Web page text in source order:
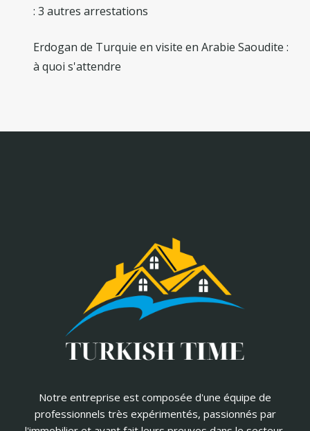
: 3 autres arrestations
Erdogan de Turquie en visite en Arabie Saoudite :
à quoi s'attendre
Notre entreprise est composée d'une équipe de
professionnels très expérimentés, passionnés par